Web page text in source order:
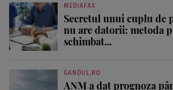
MEDIAFAX
Secretul unui cuplu de
nu are datorii: metoda
schimbat...
GANDUL.RO
ANM a dat prognoza